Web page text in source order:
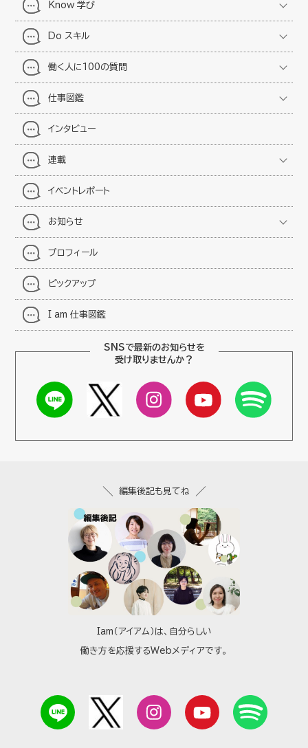
Know 学び
Do スキル
働く人に100の質問
仕事図鑑
インタビュー
連載
イベントレポート
お知らせ
プロフィール
ピックアップ
I am 仕事図鑑
SNSで最新のお知らせを
受け取りませんか？
Iam（アイアム）は、自分らしい
働き方を応援するWebメディアです。
編集後記も見てね